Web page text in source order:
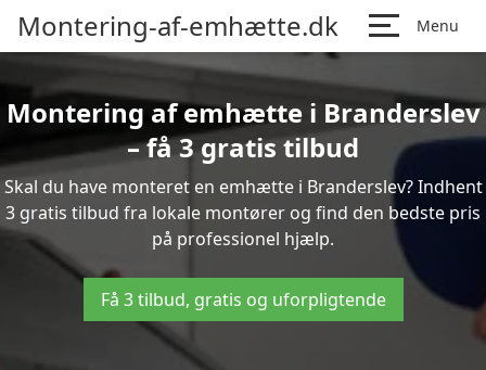
Montering-af-emhætte.dk Menu
Montering af emhætte i Branderslev
– få 3 gratis tilbud
Skal du have monteret en emhætte i Branderslev? Indhent
3 gratis tilbud fra lokale montører og find den bedste pris
på professionel hjælp.
Få 3 tilbud, gratis og uforpligtende